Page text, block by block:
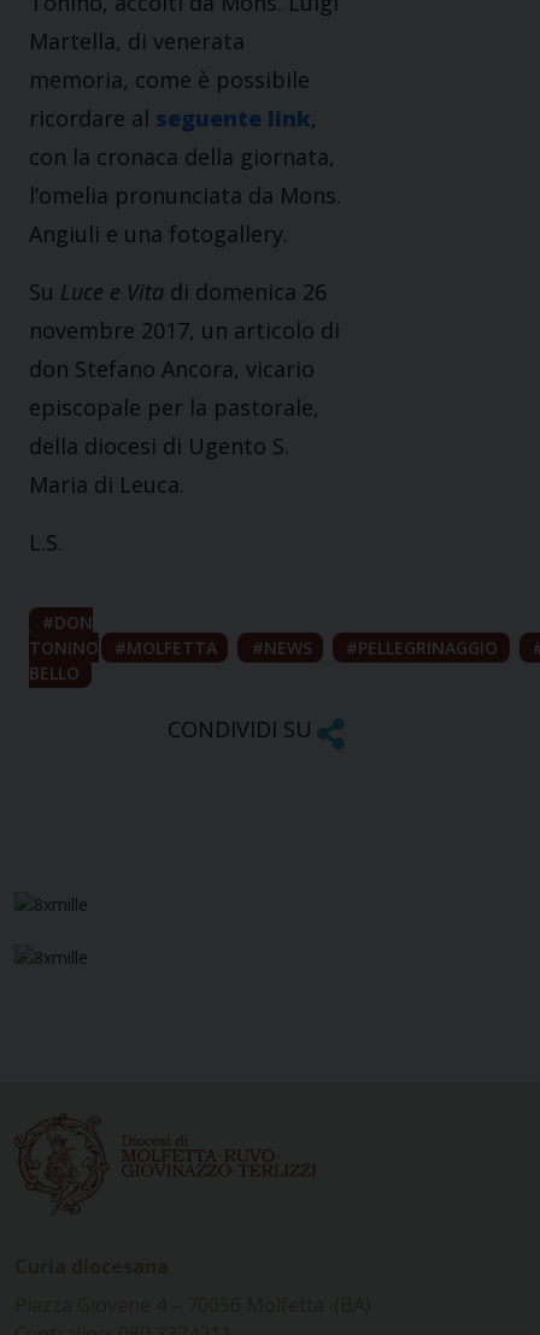
Martella, di venerata
memoria, come è possibile
ricordare al seguente link,
con la cronaca della giornata,
l’omelia pronunciata da Mons.
Angiuli e una fotogallery.
Su Luce e Vita di domenica 26
novembre 2017, un articolo di
don Stefano Ancora, vicario
episcopale per la pastorale,
della diocesi di Ugento S.
Maria di Leuca.
L.S.
DON
TONINO
BELLO
MOLFETTA NEWS PELLEGRINAGGIO
CONDIVIDI SU